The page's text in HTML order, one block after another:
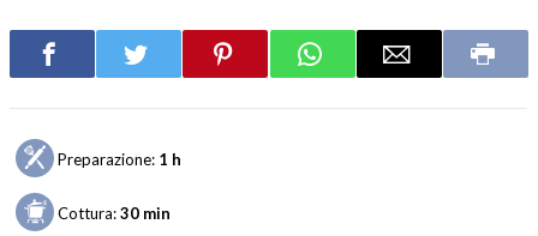
Preparazione: 1 h
Cottura:30 min